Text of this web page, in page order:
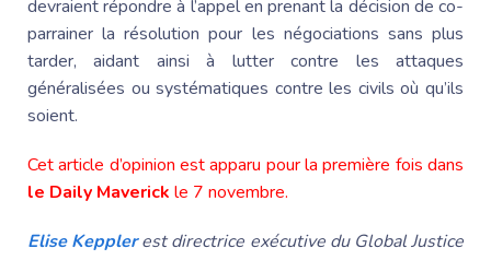
devraient répondre à l’appel en prenant la décision de co-
parrainer la résolution pour les négociations sans plus
tarder, aidant ainsi à lutter contre les attaques
généralisées ou systématiques contre les civils où qu’ils
soient.
Cet article d’opinion est apparu pour la première fois dans
le Daily Maverick le 7 novembre.
Elise Kepplerest directrice exécutive du Global Justice